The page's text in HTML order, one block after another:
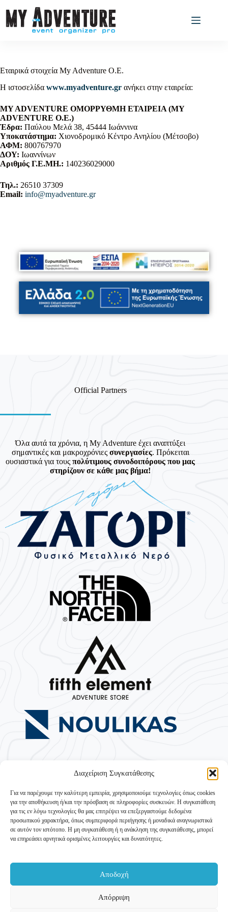
Διαχείριση Συγκατάθεσης
Για να παρέχουμε την καλύτερη εμπειρία, χρησιμοποιούμε τεχνολογίες όπως cookies
για την αποθήκευση ή/και την πρόσβαση σε πληροφορίες συσκευών. Η συγκατάθεση
για τις εν λόγω τεχνολογίες θα μας επιτρέψει να επεξεργαστούμε δεδομένα
προσωπικού χαρακτήρα, όπως συμπεριφορά περιήγησης ή μοναδικά αναγνωριστικά
σε αυτόν τον ιστότοπο. Η μη συγκατάθεση ή η ανάκληση της συγκατάθεσης, μπορεί
να επηρεάσει αρνητικά ορισμένες λειτουργίες και δυνατότητες.
Αποδοχή
Απόρριψη
Εταιρικά στοιχεία My Adventure O.E.
Η ιστοσελίδα www.myadventure.gr ανήκει στην εταιρεία:
MY ADVENTURE ΟΜΟΡΡΥΘΜΗ ΕΤΑΙΡΕΙΑ (MY
ADVENTURE Ο.Ε.)
Έδρα: Παύλου Μελά 38, 45444 Ιωάννινα
Υποκατάστημα: Χιονοδρομικό Κέντρο Ανηλίου (Μέτσοβο)
ΑΦΜ: 800767970
ΔΟΥ: Ιωαννίνων
Αριθμός Γ.Ε.ΜΗ.: 140236029000
Τηλ.: 26510 37309
Email: info@myadventure.gr
Official Partners
Όλα αυτά τα χρόνια, η My Adventure έχει αναπτύξει
σημαντικές και μακροχρόνιες συνεργασίες. Πρόκειται
ουσιαστικά για τουςπολύτιμους συνοδοιπόρους που μας
στηρίζουν σε κάθε μας βήμα!
Τουρισμός»)
Εταιρικά στοιχείαΕπικοινωνία